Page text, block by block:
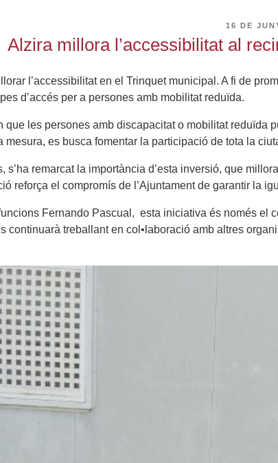
PUBLICAT
16 DE
Alzira millora l’accessibilitat al
l’accessibilitat en el Trinquet municipal. A fi de
d’accés per a persones amb mobilitat reduïda.
que les persones amb discapacitat o mobilitat
mesura, es busca fomentar la participació de tota la
s’ha remarcat la importància d’esta inversió, que
reforça el compromís de l’Ajuntament de garantir la
Fernando Pascual, esta iniciativa és només el
continuarà treballant en col•laboració amb altres